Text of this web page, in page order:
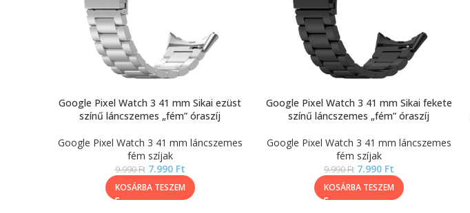
Google Pixel Watch 3 41 mm Sikai ezüst
színű láncszemes „fém” óraszíj
Google Pixel Watch 3 41 mm láncszemes
fém szíjak
9.990Ft 7.990 Ft
KOSÁRBA TESZEM
Google Pixel Watch 3 41 mm Sikai fekete
színű láncszemes „fém” óraszíj
Google Pixel Watch 3 41 mm láncszemes
fém szíjak
9.990Ft 7.990 Ft
KOSÁRBA TESZEM